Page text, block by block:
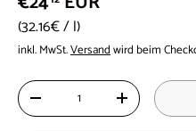
Grundpreis
32.16€/l
inkl. MwSt.Versandwird beim
Anzahl
- +